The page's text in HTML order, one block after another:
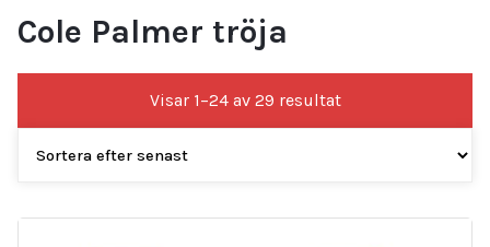
Cole Palmer tröja
Visar 1–24 av 29 resultatSortera
efter